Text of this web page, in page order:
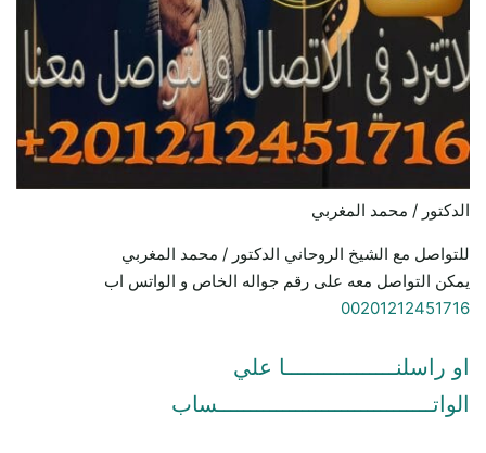
الدكتور / محمد المغربي
للتواصل مع الشيخ الروحاني الدكتور / محمد المغربي
يمكن التواصل معه على رقم جواله الخاص و الواتس اب
00201212451716
او راسلنـــــــــــــــــا علي
الواتـــــــــــــــــــــــــــــــــساب